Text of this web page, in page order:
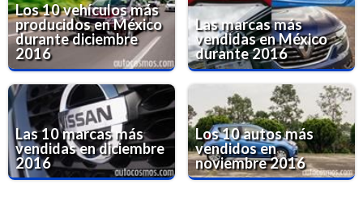
Los 10 vehículos más
producidos en México
durante diciembre
2016
Las marcas más
vendidas en México
durante 2016
Las 10 marcas más
vendidas en diciembre
2016
Los 10 autos más
vendidos en
noviembre 2016